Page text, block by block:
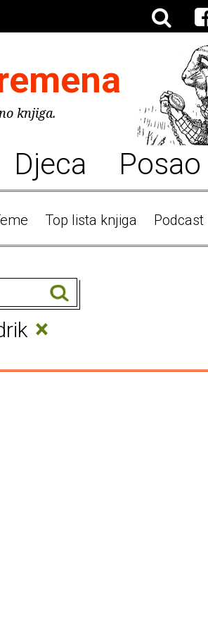
knjiga.
Djeca Posao
Top lista knjiga Podcast
×